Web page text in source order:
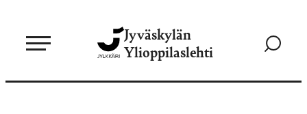
sisältöön
Jyväskylän
Ylioppilaslehti
Siirry